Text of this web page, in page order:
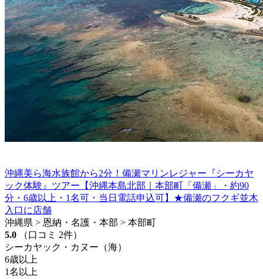
沖縄美ら海水族館から2分！備瀬マリンレジャー『シーカヤ
ック体験』ツアー【沖縄本島北部｜本部町「備瀬」・約90
分・6歳以上・1名可・当日電話申込可】★備瀬のフクギ並木
入口に店舗
沖縄県 > 恩納・名護・本部 > 本部町
5.0
（口コミ 2件）
シーカヤック・カヌー（海）
6歳以上
1名以上